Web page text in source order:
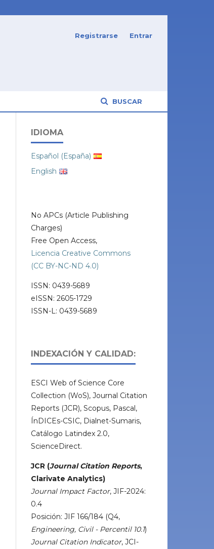
BUSCAR
Registrarse Entrar
IDIOMA
Español (España)
English
No APCs (Article Publishing
Charges)
Free Open Access,
Licencia Creative Commons
(CC BY-NC-ND 4.0)
ISSN: 0439-5689
eISSN: 2605-1729
ISSN-L: 0439-5689
INDEXACIÓN Y CALIDAD:
ESCI Web of Science Core
Collection (WoS), Journal Citation
Reports (JCR), Scopus, Pascal,
ÍnDICEs-CSIC, Dialnet-Sumaris,
Catálogo Latindex 2.0,
ScienceDirect.
JCR (Journal Citation Reports,
Clarivate Analytics)
Journal Impact Factor, JIF-2024:
0.4
Posición: JIF 166/184 (Q4,
Engineering, Civil - Percentil 10.1)
Journal Citation Indicator, JCI-